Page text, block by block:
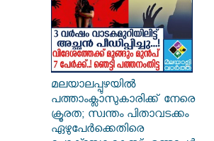
മലയാലപ്പുഴയിൽ
പത്താംക്ലാസുകാരിക്ക് നേരെ
ക്രൂരത; സ്വന്തം പിതാവടക്കം
ഏഴുപേർക്കെതിരെ